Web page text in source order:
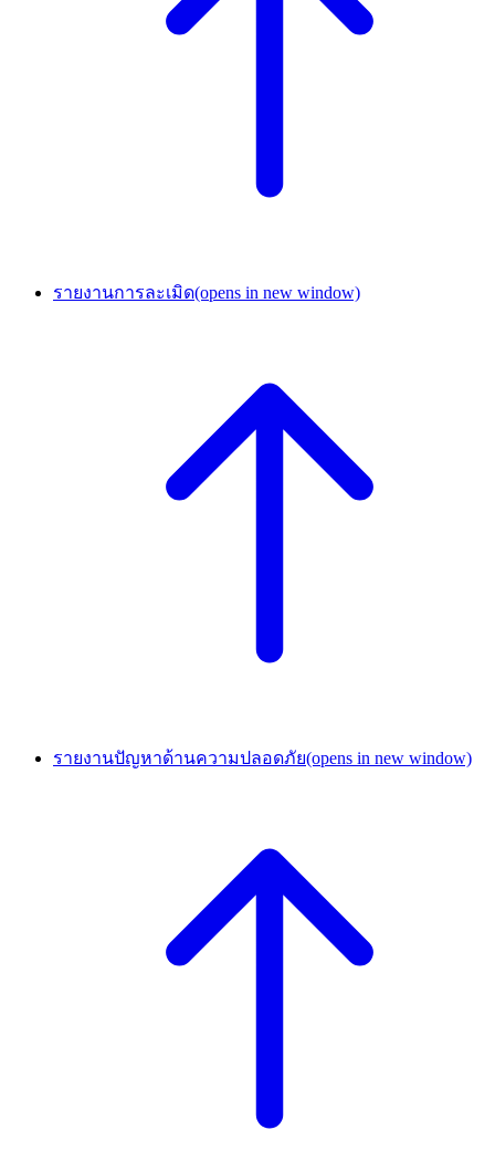
รายงานการละเมิด(opens in new window)
รายงานปัญหาด้านความปลอดภัย(opens in new window)